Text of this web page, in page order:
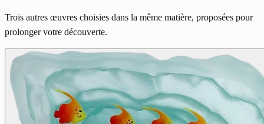
Trois autres œuvres choisies dans la même matière, proposées pour
prolonger votre découverte.